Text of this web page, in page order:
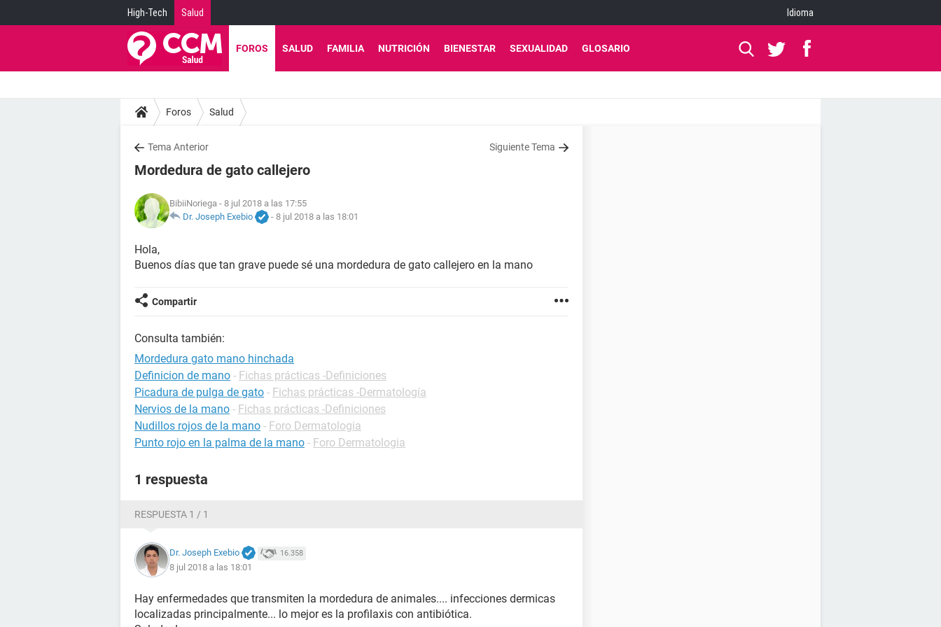
High-Tech Salud Idioma
FOROS SALUD FAMILIA NUTRICIÓN BIENESTAR SEXUALIDAD GLOSARIO
Foros Salud
Tema Anterior Siguiente Tema
Mordedura de gato callejero
BibiiNoriega - 8 jul 2018 a las 17:55
Dr. Joseph Exebio
- 8 jul 2018 a las 18:01
Hola,
Buenos días que tan grave puede sé una mordedura de gato callejero en la mano
Compartir
Consulta también:
Mordedura gato mano hinchada
Definicion de mano - Fichas prácticas -Definiciones
Picadura de pulga de gato - Fichas prácticas -Dermatología
Nervios de la mano - Fichas prácticas -Definiciones
Nudillos rojos de la mano - Foro Dermatologia
Punto rojo en la palma de la mano - Foro Dermatologia
1 respuesta
RESPUESTA 1 / 1
Dr. Joseph Exebio 16.358
8 jul 2018 a las 18:01
Hay enfermedades que transmiten la mordedura de animales.... infecciones dermicas
localizadas principalmente... lo mejor es la profilaxis con antibiótica.